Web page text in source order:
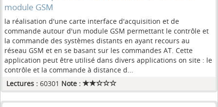
module GSM
la réalisation d'une carte interface d'acquisition et de
commande autour d'un module GSM permettant le contrôle et
la commande des systèmes distants en ayant recours au
réseau GSM et en se basant sur les commandes AT. Cette
application peut être utilisé dans divers applications on site : le
contrôle et la commande à distance d...
Lectures : 60301 Note :